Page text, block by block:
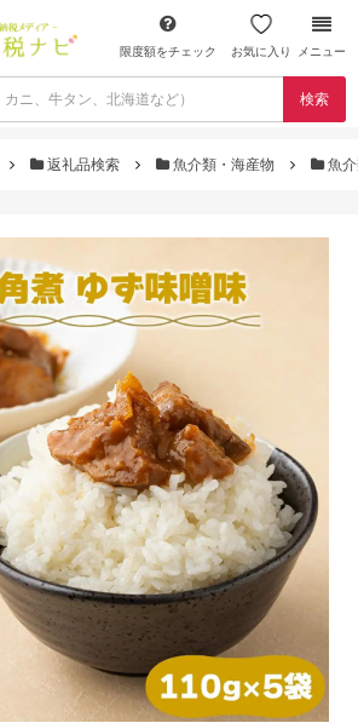
限度額をチェック お気に入り メニュー
検索
返礼品検索 魚介類・海産物 魚介